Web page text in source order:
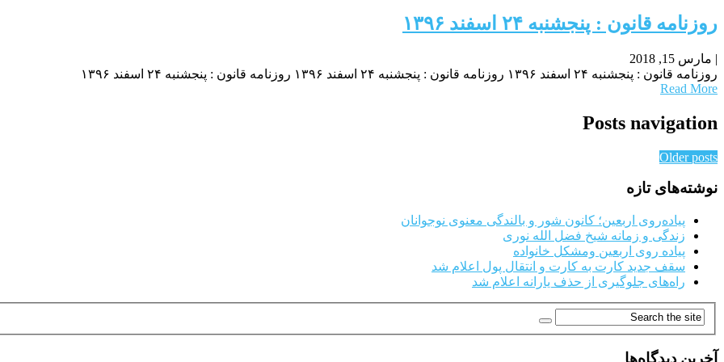
روزنامه قانون : پنجشنبه ۲۴ اسفند ۱۳۹۶
| مارس 15, 2018
روزنامه قانون : پنجشنبه ۲۴ اسفند ۱۳۹۶ روزنامه قانون : پنجشنبه ۲۴ اسفند ۱۳۹۶ روزنامه قانون : پنجشنبه ۲۴ اسفند ۱۳۹۶
Read More
Posts navigation
Older posts
نوشته‌های تازه
پیاده‌روی اربعین؛ کانون شور و بالندگی معنوی نوجوانان
زندگی و زمانه شیخ فضل الله نوری
پیاده روی اربعین ومشکل خانواده
سقف جدید کارت به کارت و انتقال پول اعلام شد
راه‌های جلوگیری از حذف یارانه اعلام شد